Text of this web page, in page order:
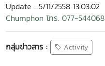
Update : 5/11/2558 13:03:02
Chumphon โทร. 077-544068
กลุ่มข่าวสาร : Activity